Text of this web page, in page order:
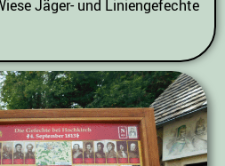
Jäger- und Liniengefechte